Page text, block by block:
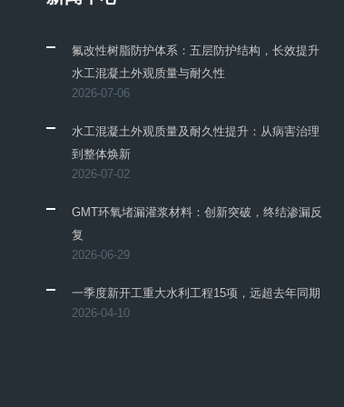
氟改性树脂防护体系：五层防护结构，长效提升
水工混凝土外观质量与耐久性
2026-07-06
水工混凝土外观质量及耐久性提升：从病害治理
到整体焕新
2026-07-02
GMT环氧堵漏灌浆材料：创新突破，终结渗漏反
复
2026-06-29
一季度新开工重大水利工程15项，远超去年同期
2026-04-10